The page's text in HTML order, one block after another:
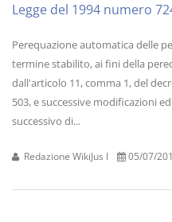
Legge del 1994 numero
Perequazione automatica delle
termine stabilito, ai fini della
dall'articolo 11, comma 1, del
503, e successive modificazioni
successivo di...
Redazione WikiJus I 05/07/